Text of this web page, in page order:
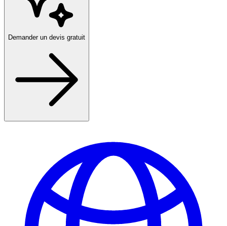
Demander un devis gratuit